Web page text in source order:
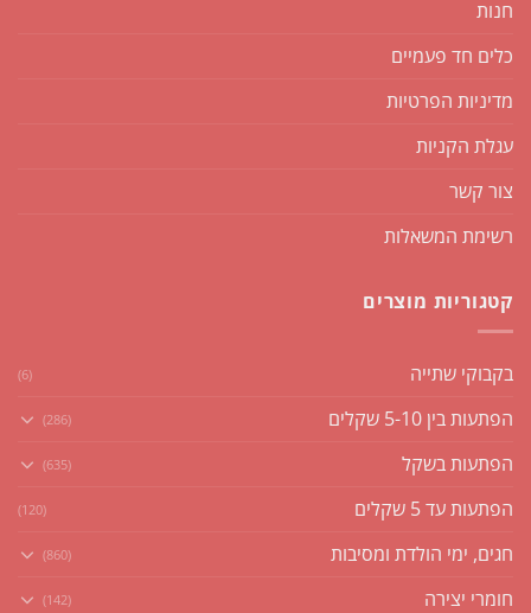
חנות
כלים חד פעמיים
מדיניות הפרטיות
עגלת הקניות
צור קשר
רשימת המשאלות
קטגוריות מוצרים
בקבוקי שתייה (6)
הפתעות בין 5-10 שקלים (286)
הפתעות בשקל (635)
הפתעות עד 5 שקלים (120)
חגים, ימי הולדת ומסיבות (860)
חומרי יצירה (142)